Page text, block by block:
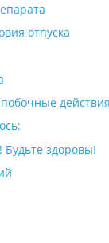
отпуска
действия
Будьте здоровы!